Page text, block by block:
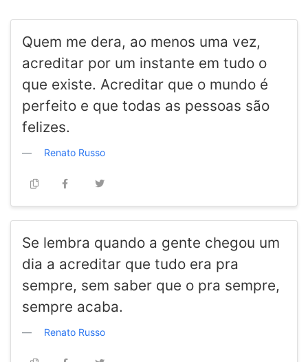
Quem me dera, ao menos uma vez,
acreditar por um instante em tudo o
que existe. Acreditar que o mundo é
perfeito e que todas as pessoas são
felizes.
Renato Russo
Se lembra quando a gente chegou um
dia a acreditar que tudo era pra
sempre, sem saber que o pra sempre,
sempre acaba.
Renato Russo